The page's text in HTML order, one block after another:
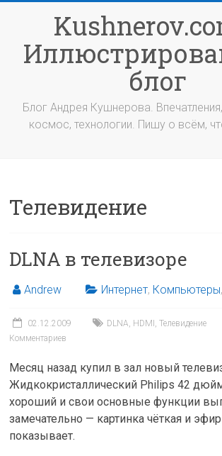
содержимому
блог
Блог Андрея Кушнерова.
космос, технологии. Пишу о всём,
Телевидение
DLNA в телевизоре
Andrew Интернет, Компьютеры,
02.12.2009 DLNA, HDMI ,Телевидение
Комментариев
Месяц назад купил в зал новый
Жидкокристаллический Philips 42
хороший и свои основные функции
замечательно — картинка чёткая и
показывает.